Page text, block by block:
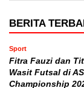
BERITA
Sport
Fitra Fauzi dan
Wasit Futsal di
Championship